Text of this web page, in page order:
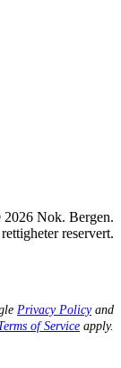
Nok. Bergen.
reservert.
Privacy Policyand
of Service apply.